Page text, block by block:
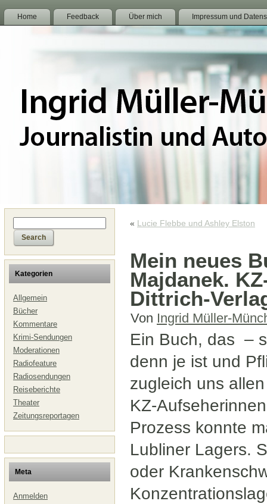
Home Feedback Über mich Impressum und
Kategorien
Allgemein
Bücher
Kommentare
Krimi-Sendungen
Moderationen
Radiofeature
Radiosendungen
Reiseberichte
Theater
Zeitungsreportagen
Meta
Anmelden
« Lucie Flebbe und Ashley Elston
Mein neues
Majdanek.
Dittrich-
Von Ingrid Müller-
Ein Buch, das –
denn je ist und
zugleich uns
KZ-
Prozess konnte
Lubliner Lagers.
oder